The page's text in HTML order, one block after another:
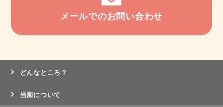
メールでのお問い合わせ
どんなところ？
当園について